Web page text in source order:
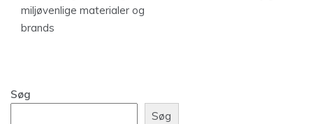
miljøvenlige materialer og
brands
Søg
Søg